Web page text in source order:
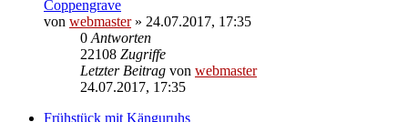
Coppengrave
von webmaster» 24.07.2017, 17:35
0 Antworten
22108 Zugriffe
Letzter Beitrag von webmaster
24.07.2017, 17:35
Frühstück mit Känguruhs